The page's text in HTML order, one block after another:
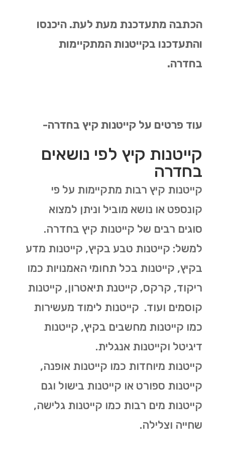
הכתבה מתעדכנת מעת לעת. היכנסו
והתעדכנו בקייטנות המתקיימות
בחדרה.
עוד פרטים על קייטנות קיץ בחדרה-
קייטנות קיץ לפי נושאים
בחדרה
קייטנות קיץ רבות מתקיימות על פי
קונספט או נושא מוביל וניתן למצוא
סוגים רבים של קייטנות קיץ בחדרה.
למשל: קייטנות טבע בקיץ, קייטנות מדע
בקיץ, קייטנות בכל תחומי האמנויות כמו
ריקוד, קרקס, קייטנת תיאטרון, קייטנות
קוסמים ועוד. קייטנות לימוד מעשירות
כמו קייטנות מחשבים בקיץ, קייטנות
דיגיטל וקייטנות אנגלית.
קייטנות מיוחדות כמו קייטנות אופנה,
קייטנות ספורט או קייטנות בישול וגם
קייטנות מים רבות כמו קייטנות גלישה,
שחייה וצלילה.